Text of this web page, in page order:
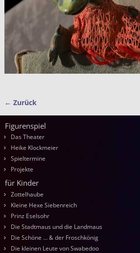
Bilder-Navigation
← Zurück
Figurenspiel
Das Theater
Heike Klockmeier
Spieltermine
Projekte
für Kinder
Zottelhaube
Kleine Hexe Siebenreich
Prinz Eselsohr
Die Stadtmaus und die Landmaus
Die Schöne … & der Froschkönig
Die kleinen Leute von Swabedoo